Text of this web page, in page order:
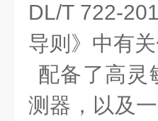
DL/T 722-
导则》中有
配备了高灵
测器，以及